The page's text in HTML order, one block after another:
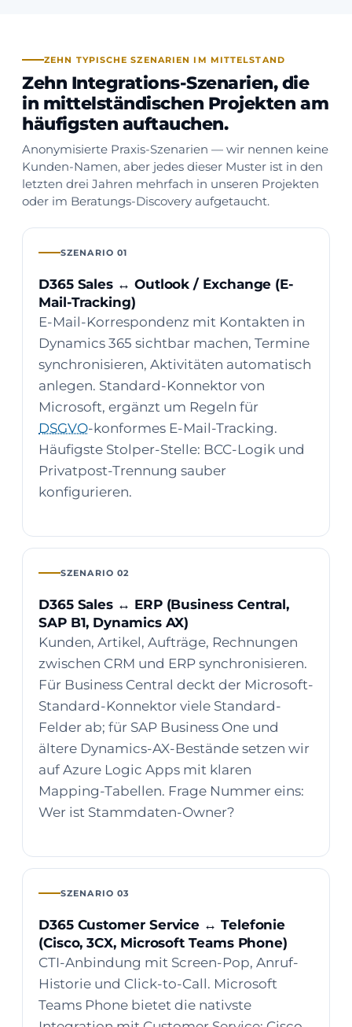
ZEHN TYPISCHE SZENARIEN IM MITTELSTAND
Zehn Integrations-Szenarien, die
in mittelständischen Projekten am
häufigsten auftauchen.
Anonymisierte Praxis-Szenarien — wir nennen keine
Kunden-Namen, aber jedes dieser Muster ist in den
letzten drei Jahren mehrfach in unseren Projekten
oder im Beratungs-Discovery aufgetaucht.
SZENARIO 01
D365 Sales ↔ Outlook / Exchange (E-
Mail-Tracking)
E-Mail-Korrespondenz mit Kontakten in
Dynamics 365 sichtbar machen, Termine
synchronisieren, Aktivitäten automatisch
anlegen. Standard-Konnektor von
Microsoft, ergänzt um Regeln für
DSGVO-konformes E-Mail-Tracking.
Häufigste Stolper-Stelle: BCC-Logik und
Privatpost-Trennung sauber
konfigurieren.
SZENARIO 02
D365 Sales ↔ ERP (Business Central,
SAP B1, Dynamics AX)
Kunden, Artikel, Aufträge, Rechnungen
zwischen CRM und ERP synchronisieren.
Für Business Central deckt der Microsoft-
Standard-Konnektor viele Standard-
Felder ab; für SAP Business One und
ältere Dynamics-AX-Bestände setzen wir
auf Azure Logic Apps mit klaren
Mapping-Tabellen. Frage Nummer eins:
Wer ist Stammdaten-Owner?
SZENARIO 03
D365 Customer Service ↔ Telefonie
(Cisco, 3CX, Microsoft Teams Phone)
CTI-Anbindung mit Screen-Pop, Anruf-
Historie und Click-to-Call. Microsoft
Teams Phone bietet die nativste